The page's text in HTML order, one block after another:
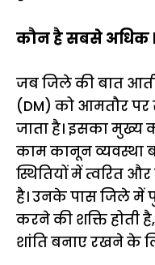
कौन है सबसे अधिक
जब जिले की बात आती
(DM) को आमतौर
जाता है। इसका मुख्य
काम कानून व्यवस्था
स्थितियों में त्वरित और
है। उनके पास जिले में
करने की शक्ति होती
शांति बनाए रखने के